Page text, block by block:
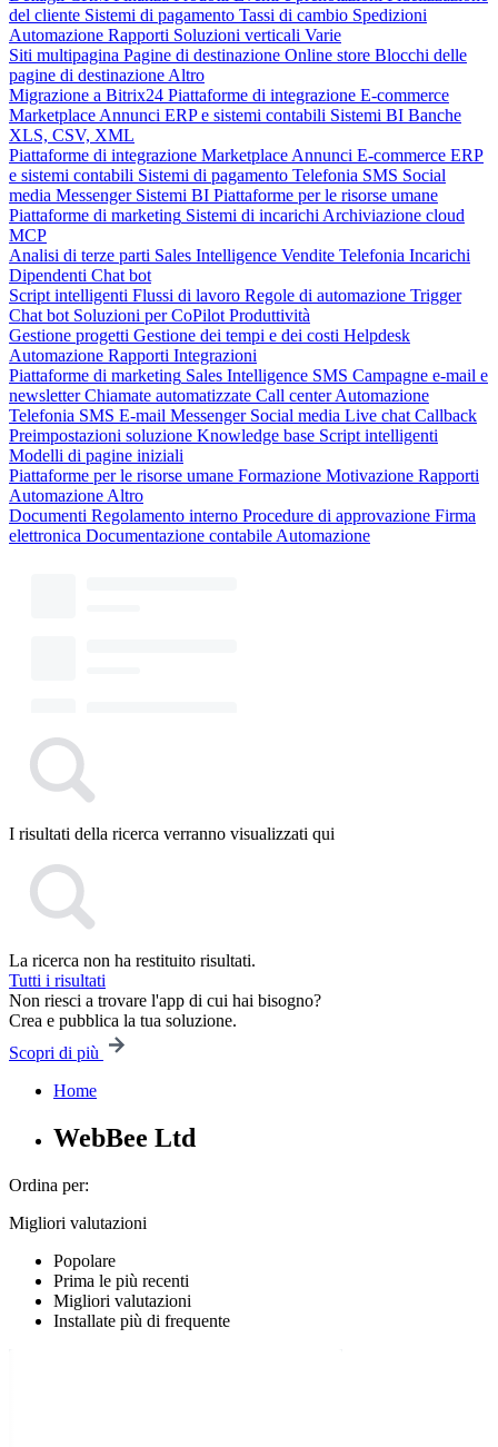
del cliente Sistemi di pagamento Tassi di cambio Spedizioni
Automazione Rapporti Soluzioni verticali Varie
Siti multipagina Pagine di destinazione Online store Blocchi delle
pagine di destinazione Altro
Migrazione a Bitrix24 Piattaforme di integrazione E-commerce
Marketplace Annunci ERP e sistemi contabili Sistemi BI Banche
XLS, CSV, XML
Piattaforme di integrazione Marketplace Annunci E-commerce ERP
e sistemi contabili Sistemi di pagamento Telefonia SMS Social
media Messenger Sistemi BI Piattaforme per le risorse umane
Piattaforme di marketing Sistemi di incarichi Archiviazione cloud
MCP
Analisi di terze parti Sales Intelligence Vendite Telefonia Incarichi
Dipendenti Chat bot
Script intelligenti Flussi di lavoro Regole di automazione Trigger
Chat bot Soluzioni per CoPilot Produttività
Gestione progetti Gestione dei tempi e dei costi Helpdesk
Automazione Rapporti Integrazioni
Piattaforme di marketing Sales Intelligence SMS Campagne e-mail e
newsletter Chiamate automatizzate Call center Automazione
Telefonia SMS E-mail Messenger Social media Live chat Callback
Preimpostazioni soluzione Knowledge base Script intelligenti
Modelli di pagine iniziali
Piattaforme per le risorse umane Formazione Motivazione Rapporti
Automazione Altro
Documenti Regolamento interno Procedure di approvazione Firma
elettronica Documentazione contabile Automazione
I risultati della ricerca verranno visualizzati qui
La ricerca non ha restituito risultati.
Tutti i risultati
Non riesci a trovare l'app di cui hai bisogno?
Crea e pubblica la tua soluzione.
Scopri di più
Home
WebBee Ltd
Ordina per:
Migliori valutazioni
Popolare
Prima le più recenti
Migliori valutazioni
Installate più di frequente